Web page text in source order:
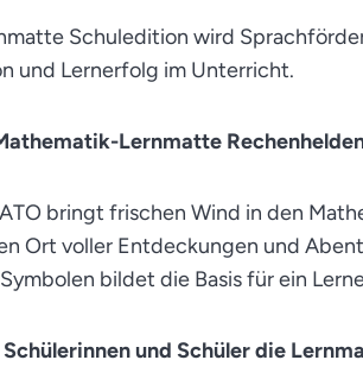
Schuledition wird
und Lernerfolg im Unterricht.
Lernmatte
bringt frischen Wind in den
Ort voller Entdeckungen und
bildet die Basis für ein
und Schüler die